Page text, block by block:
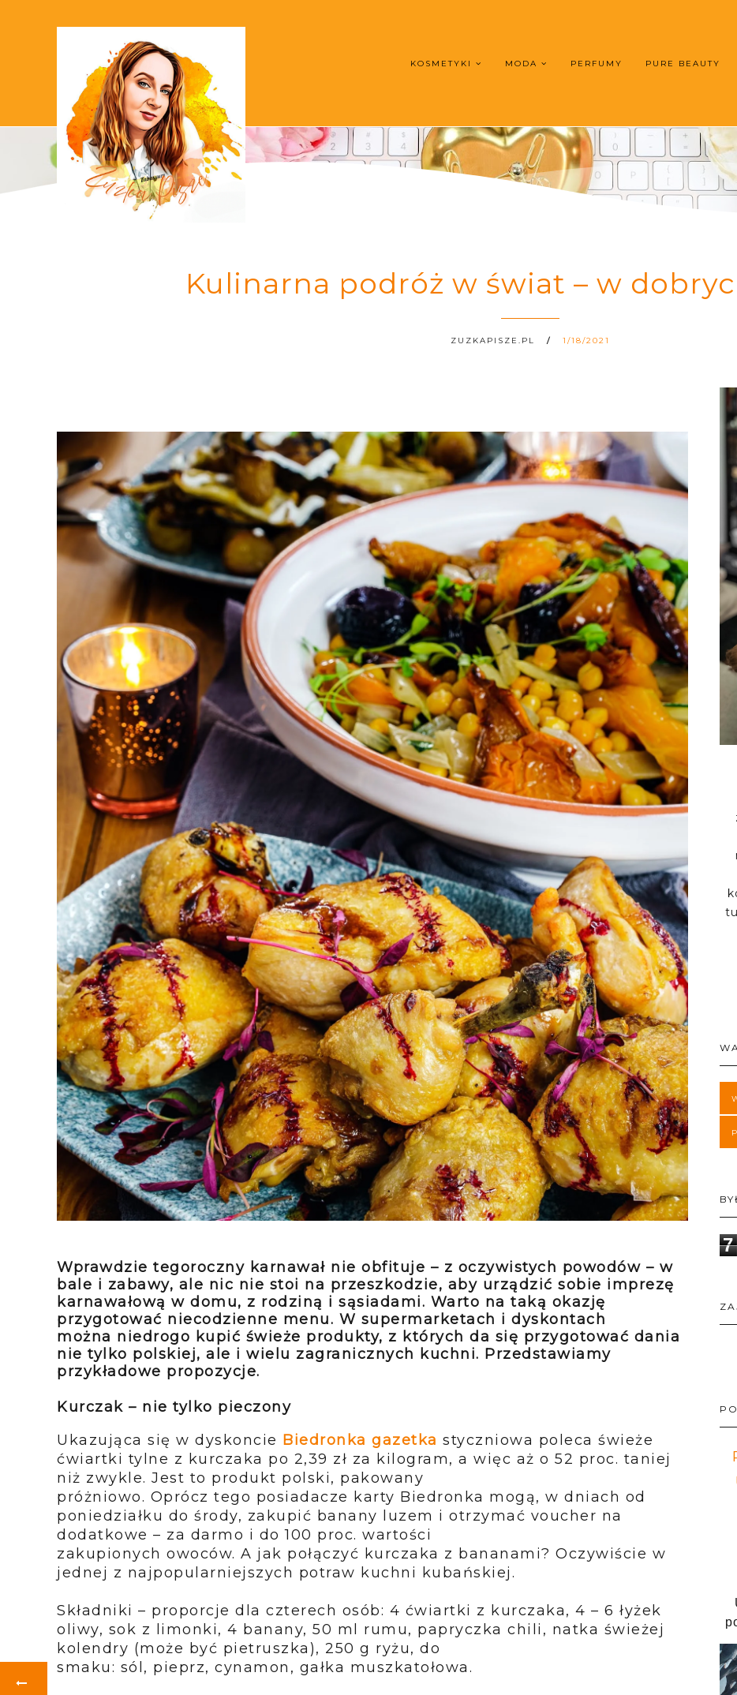
KOSMETYKI MODA PERFUMY PURE BEAUTY
Kulinarna podróż w świat – w
ZUZKAPISZE.PL 1/18/2021
Wprawdzie tegoroczny karnawał nie obfituje – z oczywistych powodów – w
bale i zabawy, ale nic nie stoi na przeszkodzie, aby urządzić sobie imprezę
karnawałową w domu, z rodziną i sąsiadami. Warto na taką okazję
przygotować niecodzienne menu. W supermarketach i dyskontach
można niedrogo kupić świeże produkty, z których da się przygotować dania
nie tylko polskiej, ale i wielu zagranicznych kuchni. Przedstawiamy
przykładowe propozycje.
Kurczak – nie tylko pieczony
Ukazująca się w dyskoncie Biedronka gazetka styczniowa poleca świeże
ćwiartki tylne z kurczaka po 2,39 zł za kilogram, a więc aż o 52 proc. taniej
niż zwykle. Jest to produkt polski, pakowany
próżniowo. Oprócz tego posiadacze karty Biedronka mogą, w dniach od
poniedziałku do środy, zakupić banany luzem i otrzymać voucher na
dodatkowe – za darmo i do 100 proc. wartości
zakupionych owoców. A jak połączyć kurczaka z bananami? Oczywiście w
jednej z najpopularniejszych potraw kuchni kubańskiej.
Składniki – proporcje dla czterech osób: 4 ćwiartki z kurczaka, 4 – 6 łyżek
oliwy, sok z limonki, 4 banany, 50 ml rumu, papryczka chili, natka świeżej
kolendry (może być pietruszka), 250 g ryżu, do
smaku: sól, pieprz, cynamon, gałka muszkatołowa.
7